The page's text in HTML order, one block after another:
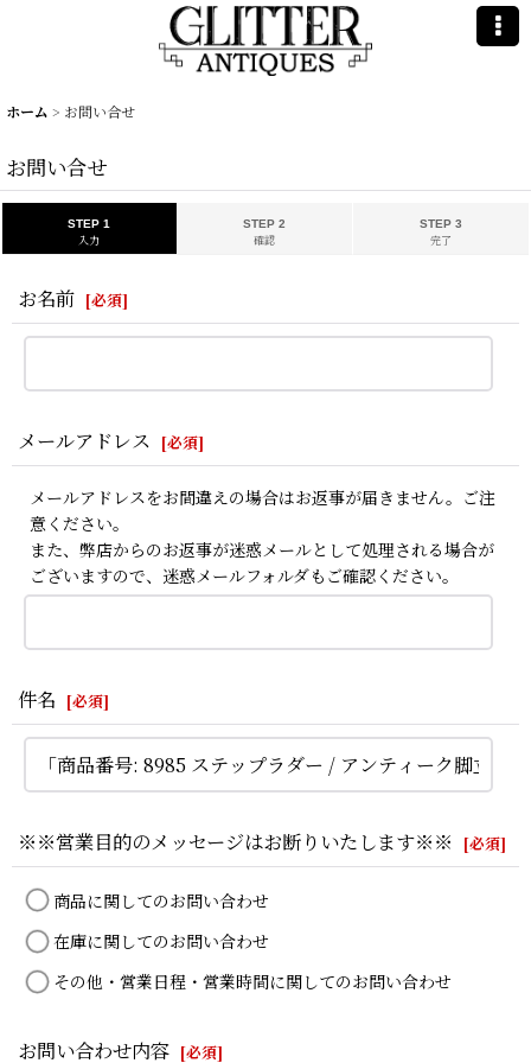
ホーム > お問い合せ
お問い合せ
STEP 1
入力
STEP 2
確認
STEP 3
完了
お名前 [必須]
メールアドレス [必須]
メールアドレスをお間違えの場合はお返事が届きません。ご注
意ください。
また、弊店からのお返事が迷惑メールとして処理される場合が
ございますので、迷惑メールフォルダもご確認ください。
件名 [必須]
※※営業目的のメッセージはお断りいたします※※ [必須]
商品に関してのお問い合わせ
在庫に関してのお問い合わせ
その他・営業日程・営業時間に関してのお問い合わせ
お問い合わせ内容 [必須]